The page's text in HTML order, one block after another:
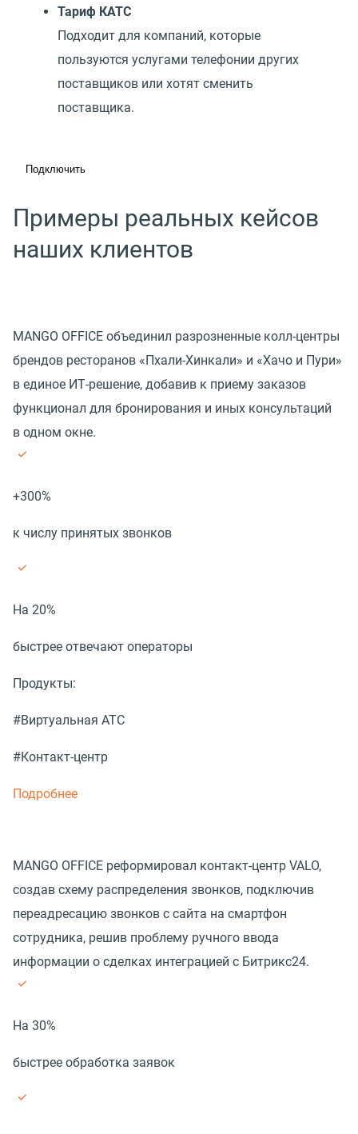
Тариф КАТС
Подходит для компаний, которые
пользуются услугами телефонии других
поставщиков или хотят сменить
поставщика.
Подключить
Примеры реальных кейсов
наших клиентов
MANGO OFFICE объединил разрозненные колл-центры
брендов ресторанов «Пхали-Хинкали» и «Хачо и Пури»
в единое ИТ-решение, добавив к приему заказов
функционал для бронирования и иных консультаций
в одном окне.
+300%
к числу принятых звонков
На 20%
быстрее отвечают операторы
Продукты:
#Виртуальная АТС
#Контакт-центр
Подробнее
MANGO OFFICE реформировал контакт-центр VALO,
создав схему распределения звонков, подключив
переадресацию звонков с сайта на смартфон
сотрудника, решив проблему ручного ввода
информации о сделках интеграцией с Битрикс24.
На 30%
быстрее обработка заявок